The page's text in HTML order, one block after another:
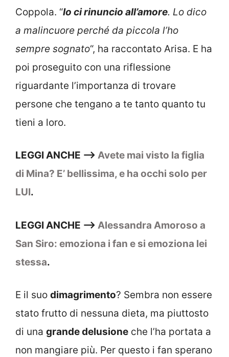
Coppola. “Io ci rinuncio all’amore. Lo dico
a malincuore perché da piccola l’ho
sempre sognato“, ha raccontato Arisa. E ha
poi proseguito con una riflessione
riguardante l’importanza di trovare
persone che tengano a te tanto quanto tu
tieni a loro.
LEGGI ANCHE –> Avete mai visto la figlia
di Mina? E’ bellissima, e ha occhi solo per
LUI.
LEGGI ANCHE –> Alessandra Amoroso a
San Siro: emoziona i fan e si emoziona lei
stessa.
E il suo dimagrimento? Sembra non essere
stato frutto di nessuna dieta, ma piuttosto
di una grande delusione che l’ha portata a
non mangiare più. Per questo i fan sperano